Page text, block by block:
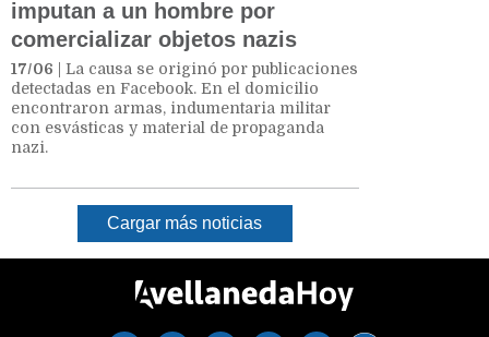
imputan a un hombre por
comercializar objetos nazis
17/06 | La causa se originó por publicaciones
detectadas en Facebook. En el domicilio
encontraron armas, indumentaria militar
con esvásticas y material de propaganda
nazi.
Cargar más noticias